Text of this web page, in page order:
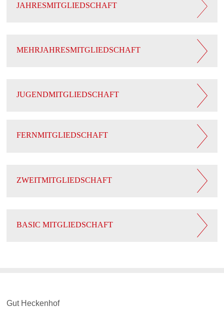
JAHRESMITGLIEDSCHAFT
MEHRJAHRESMITGLIEDSCHAFT
JUGENDMITGLIEDSCHAFT
FERNMITGLIEDSCHAFT
ZWEITMITGLIEDSCHAFT
BASIC MITGLIEDSCHAFT
Gut Heckenhof